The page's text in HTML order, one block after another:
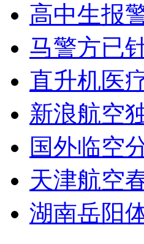
高中生报
马警方已
直升机医
新浪航空
国外临空
天津航空
湖南岳阳